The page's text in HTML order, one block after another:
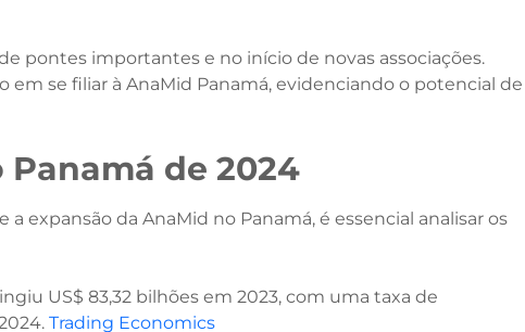
pontes importantes e no início de novas associações.
se filiar à AnaMid Panamá, evidenciando o potencial de
de 2024
expansão da AnaMid no Panamá, é essencial analisar os
US$ 83,32 bilhões em 2023, com uma taxa de
Trading Economics